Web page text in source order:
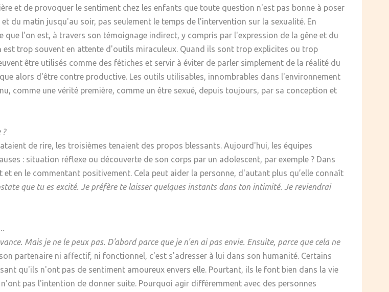
et de provoquer le sentiment chez les enfants que toute question n'est pas bonne à poser
du matin jusqu'au soir, pas seulement le temps de l’intervention sur la sexualité. En
l'on est, à travers son témoignage indirect, y compris par l'expression de la gêne et du
trop souvent en attente d'outils miraculeux. Quand ils sont trop explicites ou trop
être utilisés comme des fétiches et servir à éviter de parler simplement de la réalité du
alors d'être contre productive. Les outils utilisables, innombrables dans l'environnement
comme une vérité première, comme un être sexué, depuis toujours, par sa conception et
de rire, les troisièmes tenaient des propos blessants. Aujourd'hui, les équipes
: situation réflexe ou découverte de son corps par un adolescent, par exemple ? Dans
en le commentant positivement. Cela peut aider la personne, d'autant plus qu’elle connaît
que tu es excité. Je préfère te laisser quelques instants dans ton intimité. Je reviendrai
Mais je ne le peux pas. D'abord parce que je n'en ai pas envie. Ensuite, parce que cela ne
partenaire ni affectif, ni fonctionnel, c'est s'adresser à lui dans son humanité. Certains
qu'ils n'ont pas de sentiment amoureux envers elle. Pourtant, ils le font bien dans la vie
pas l'intention de donner suite. Pourquoi agir différemment avec des personnes